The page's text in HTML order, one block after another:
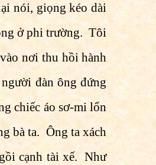
nói, giọng kéo dài
ở phi trường. Tôi
nơi thu hồi hành
đàn ông đứng
chiếc áo sơ-mi lổn
bà ta. Ông ta xách
cạnh tài xế. Như